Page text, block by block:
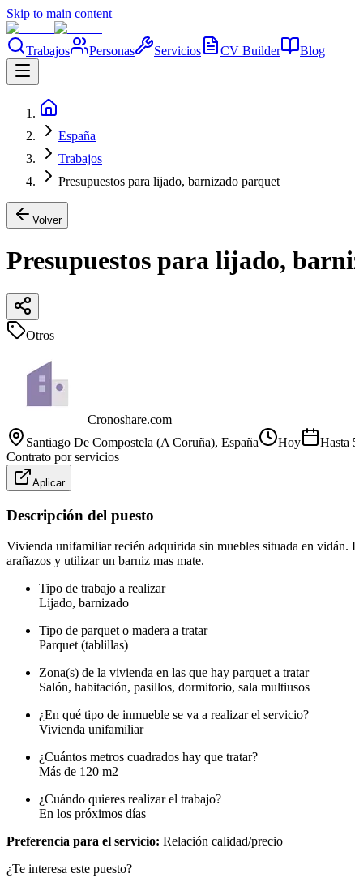
Skip to main content
Trabajos Personas Servicios CV Builder Blog
España
Trabajos
Presupuestos para lijado, barnizado parquet
Volver
Presupuestos para lijado,
Otros
Cronoshare.com
Santiago De Compostela (A Coruña), España Hoy Hasta
Contrato por servicios
Aplicar
Descripción del puesto
Vivienda unifamiliar recién adquirida sin muebles situada en vidán.
arañazos y utilizar un barniz mas mate.
Tipo de trabajo a realizar
Lijado, barnizado
Tipo de parquet o madera a tratar
Parquet (tablillas)
Zona(s) de la vivienda en las que hay parquet a tratar
Salón, habitación, pasillos, dormitorio, sala multiusos
¿En qué tipo de inmueble se va a realizar el servicio?
Vivienda unifamiliar
¿Cuántos metros cuadrados hay que tratar?
Más de 120 m2
¿Cuándo quieres realizar el trabajo?
En los próximos días
Preferencia para el servicio: Relación calidad/precio
¿Te interesa este puesto?